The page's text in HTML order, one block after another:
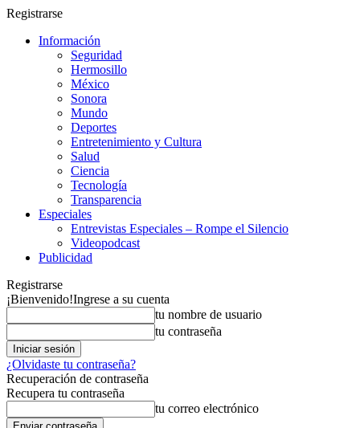
Registrarse
Información
Seguridad
Hermosillo
México
Sonora
Mundo
Deportes
Entretenimiento y Cultura
Salud
Ciencia
Tecnología
Transparencia
Especiales
Entrevistas Especiales – Rompe el Silencio
Videopodcast
Publicidad
Registrarse
¡Bienvenido!Ingrese a su cuenta
tu nombre de usuario
tu contraseña
¿Olvidaste tu contraseña?
Recuperación de contraseña
Recupera tu contraseña
tu correo electrónico